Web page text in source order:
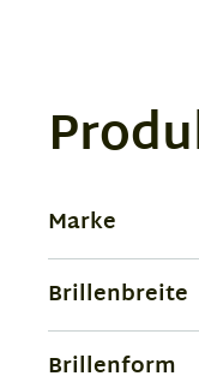
Marke
Brillenbreite
Brillenform